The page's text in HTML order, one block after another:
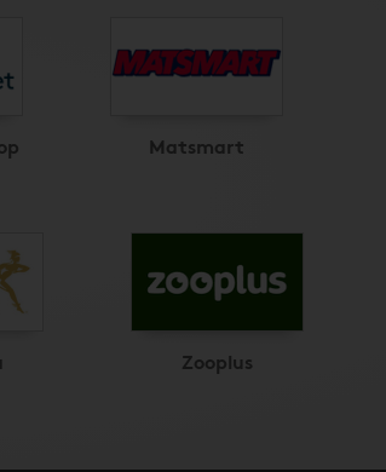
Matsmart
Zooplus